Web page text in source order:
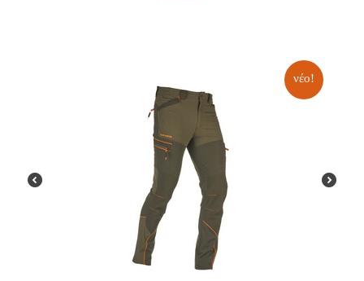
νέο!